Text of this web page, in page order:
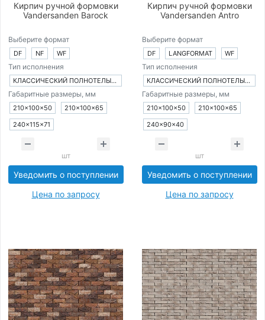
Кирпич ручной формовки
Vandersanden Barock
Выберите формат
DF NF WF
Тип исполнения
КЛАССИЧЕСКИЙ ПОЛНОТЕЛЫЙ КИРПИЧ
Габаритные размеры, мм
210×100×50
210×100×65
240×115×71
шт
Уведомить о поступлении
Цена по запросу
Кирпич ручной формовки
Vandersanden Antro
Выберите формат
DF LANGFORMAT WF
Тип исполнения
КЛАССИЧЕСКИЙ ПОЛНОТЕЛЫЙ КИРПИЧ
Габаритные размеры, мм
210×100×50
210×100×65
240×90×40
шт
Уведомить о поступлении
Цена по запросу